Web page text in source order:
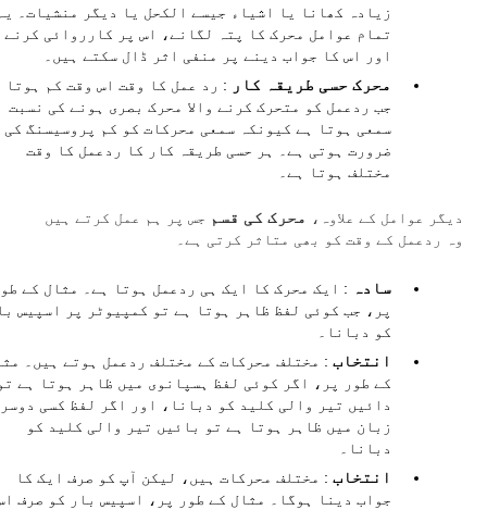
زیادہ کھانا یا اشیاء جیسے الکحل یا دیگر منشیات۔
تمام عوامل محرک کا پتہ لگانے، اس پر کارروائی کرنے
اور اس کا جواب دینے پر منفی اثر ڈال سکتے ہیں۔
محرک حسی طریقہ کار
: رد عمل کا وقت اس وقت کم ہوتا
جب ردعمل کو متحرک کرنے والا محرک بصری ہونے کی نسبت
سمعی ہوتا ہے کیونکہ سمعی محرکات کو کم پروسیسنگ کی
ضرورت ہوتی ہے۔ ہر حسی طریقہ کار کا ردعمل کا وقت
مختلف ہوتا ہے۔
دیگر عوامل کے علاوہ، محرک کی قسم جس پر ہم عمل کرتے ہیں
وہ ردعمل کے وقت کو بھی متاثر کرتی ہے۔
سادہ
: ایک محرک کا ایک ہی ردعمل ہوتا ہے۔ مثال کے
پر، جب کوئی لفظ ظاہر ہوتا ہے تو کمپیوٹر پر اسپیس
کو دبانا۔
انتخاب : مختلف محرکات کے مختلف ردعمل ہوتے ہیں۔
کے طور پر، اگر کوئی لفظ ہسپانوی میں ظاہر ہوتا ہے
دائیں تیر والی کلید کو دبانا، اور اگر لفظ کسی
زبان میں ظاہر ہوتا ہے تو بائیں تیر والی کلید کو
دبانا۔
انتخاب : مختلف محرکات ہیں، لیکن آپ کو صرف ایک کا
جواب دینا ہوگا۔ مثال کے طور پر، اسپیس بار کو صرف